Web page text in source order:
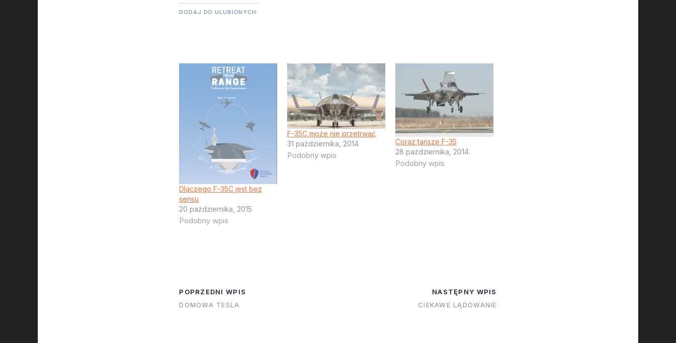
DODAJ DO ULUBIONYCH:
Dlaczego F-35C jest bez
sensu
20 października, 2015
Podobny wpis
F-35C może nie przetrwać
31 października, 2014
Podobny wpis
Coraz tańsze F-35
28 października, 2014
Podobny wpis
POPRZEDNI WPIS
DOMOWA TESLA
NASTĘPNY WPIS
CIEKAWE LĄDOWANIE